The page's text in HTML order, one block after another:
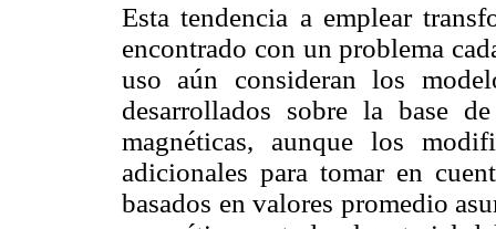
Esta tendencia a emplear
encontrado con un problema
uso aún consideran los
desarrollados sobre la base
magnéticas, aunque los
adicionales para tomar en
basados en valores promedio